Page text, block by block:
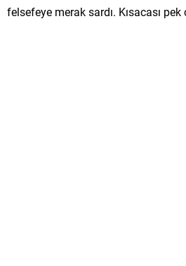
felsefeye merak sardı. Kısacası